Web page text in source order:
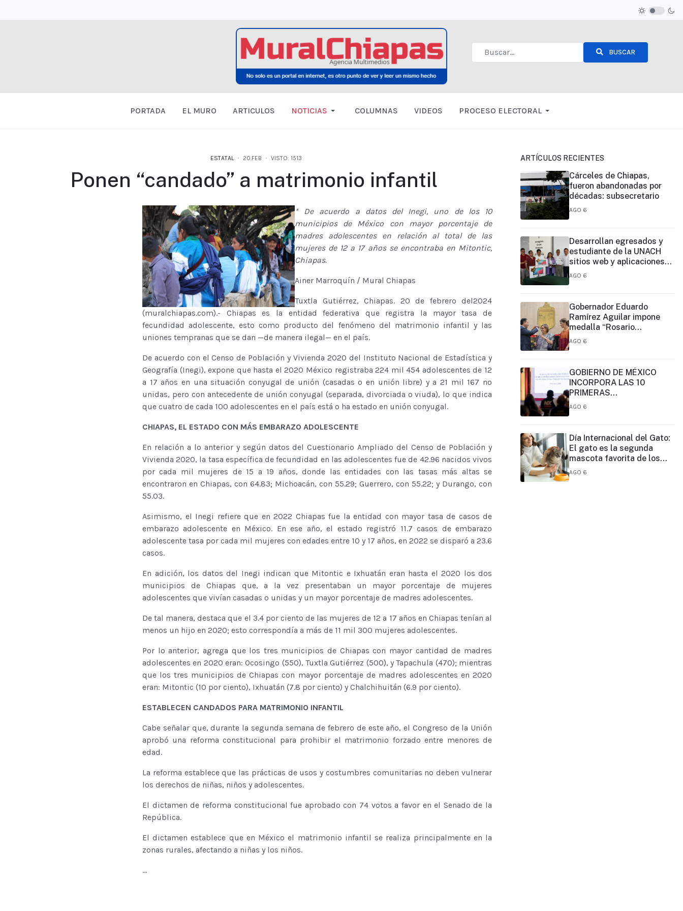
BUSCAR
PORTADA EL MURO ARTICULOS NOTICIAS COLUMNAS VIDEOS PROCESO ELECTORAL
ESTATAL 20.FEB VISTO: 1513
Ponen “candado” a matrimonio infantil
* De acuerdo a datos del Inegi, uno de los 10
municipios de México con mayor porcentaje de
madres adolescentes en relación al total de las
mujeres de 12 a 17 años se encontraba en Mitontic,
Chiapas.
Ainer Marroquín / Mural Chiapas
Tuxtla Gutiérrez, Chiapas. 20 de febrero del2024
(muralchiapas.com).- Chiapas es la entidad federativa que registra la mayor tasa de
fecundidad adolescente, esto como producto del fenómeno del matrimonio infantil y las
uniones tempranas que se dan —de manera ilegal— en el país.
De acuerdo con el Censo de Población y Vivienda 2020 del Instituto Nacional de Estadística y
Geografía (Inegi), expone que hasta el 2020 México registraba 224 mil 454 adolescentes de 12
a 17 años en una situación conyugal de unión (casadas o en unión libre) y a 21 mil 167 no
unidas, pero con antecedente de unión conyugal (separada, divorciada o viuda), lo que indica
que cuatro de cada 100 adolescentes en el país está o ha estado en unión conyugal.
CHIAPAS, EL ESTADO CON MÁS EMBARAZO ADOLESCENTE
En relación a lo anterior y según datos del Cuestionario Ampliado del Censo de Población y
Vivienda 2020, la tasa específica de fecundidad en las adolescentes fue de 42.96 nacidos vivos
por cada mil mujeres de 15 a 19 años, donde las entidades con las tasas más altas se
encontraron en Chiapas, con 64.83; Michoacán, con 55.29; Guerrero, con 55.22; y Durango, con
55.03.
Asimismo, el Inegi refiere que en 2022 Chiapas fue la entidad con mayor tasa de casos de
embarazo adolescente en México. En ese año, el estado registró 11.7 casos de embarazo
adolescente tasa por cada mil mujeres con edades entre 10 y 17 años, en 2022 se disparó a 23.6
casos.
En adición, los datos del Inegi indican que Mitontic e Ixhuatán eran hasta el 2020 los dos
municipios de Chiapas que, a la vez presentaban un mayor porcentaje de mujeres
adolescentes que vivían casadas o unidas y un mayor porcentaje de madres adolescentes.
De tal manera, destaca que el 3.4 por ciento de las mujeres de 12 a 17 años en Chiapas tenían al
menos un hijo en 2020; esto correspondía a más de 11 mil 300 mujeres adolescentes.
Por lo anterior, agrega que los tres municipios de Chiapas con mayor cantidad de madres
adolescentes en 2020 eran: Ocosingo (550), Tuxtla Gutiérrez (500), y Tapachula (470); mientras
que los tres municipios de Chiapas con mayor porcentaje de madres adolescentes en 2020
eran: Mitontic (10 por ciento), Ixhuatán (7.8 por ciento) y Chalchihuitán (6.9 por ciento).
ESTABLECEN CANDADOS PARA MATRIMONIO INFANTIL
Cabe señalar que, durante la segunda semana de febrero de este año, el Congreso de la Unión
aprobó una reforma constitucional para prohibir el matrimonio forzado entre menores de
edad.
La reforma establece que las prácticas de usos y costumbres comunitarias no deben vulnerar
los derechos de niñas, niños y adolescentes.
El dictamen de reforma constitucional fue aprobado con 74 votos a favor en el Senado de la
República.
El dictamen establece que en México el matrimonio infantil se realiza principalmente en la
zonas rurales, afectando a niñas y los niños.
...
ARTÍCULOS RECIENTES
Cárceles de Chiapas,
fueron abandonadas por
décadas: subsecretario
AGO 6
Desarrollan egresados y
estudiante de la UNACH
sitios web y aplicaciones
móviles para la Cruz Roja y
AGO 6
Gobernador Eduardo
Ramírez Aguilar impone
medalla “Rosario
Castellanos” a Malú Mícher
AGO 6
GOBIERNO DE MÉXICO
INCORPORA LAS 10
PRIMERAS
CONCLUSIONES
ESPECIALISTAS PARA EL
ANÁLISIS DE
EXPLOTACIÓN DE GAS
NATURAL NO
CONVENCIONAL:
AGO 6
Día Internacional del Gato:
El gato es la segunda
mascota favorita de los
mexicanos, pero sólo 16%
AGO 6